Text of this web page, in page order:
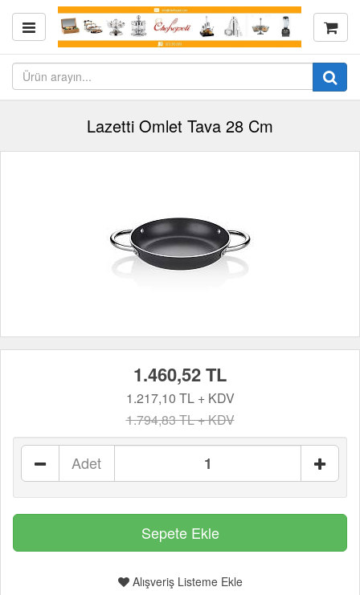
Lazetti Omlet Tava 28 Cm
1.460,52 TL
1.217,10 TL + KDV
1.794,83 TL + KDV
Adet
Alışveriş Listeme Ekle